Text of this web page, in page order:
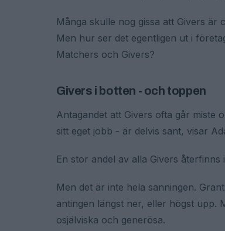
Många skulle nog gissa att Givers
Men hur ser det egentligen ut i
Matchers och Givers?
Givers i botten - och toppen
Antagandet att Givers ofta går miste
sitt eget jobb - är delvis sant, visar
En stor andel av alla Givers
Men det är inte hela sanningen.
antingen längst ner, eller högst upp.
osjälviska och generösa.